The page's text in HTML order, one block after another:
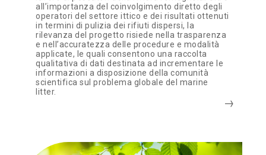
all’importanza del coinvolgimento diretto degli
operatori del settore ittico e dei risultati ottenuti
in termini di pulizia dei rifiuti dispersi, la
rilevanza del progetto risiede nella trasparenza
e nell’accuratezza delle procedure e modalità
applicate, le quali consentono una raccolta
qualitativa di dati destinata ad incrementare le
informazioni a disposizione della comunità
scientifica sul problema globale del marine
litter.